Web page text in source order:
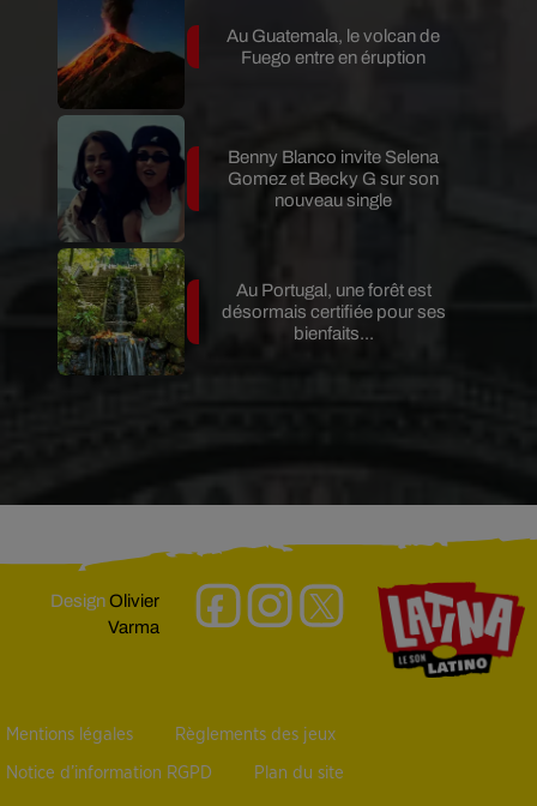
Au Guatemala, le volcan de
Fuego entre en éruption
Benny Blanco invite Selena
Gomez et Becky G sur son
nouveau single
Au Portugal, une forêt est
désormais certifiée pour ses
bienfaits...
DesignOlivier
Varma
Mentions légales Règlements des jeux
Notice d’information RGPD Plan du site